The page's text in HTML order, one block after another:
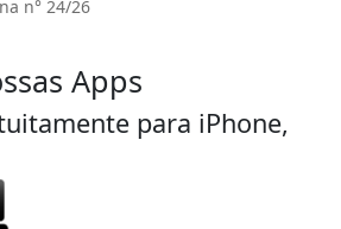
n° 24/26
Apps
para iPhone,